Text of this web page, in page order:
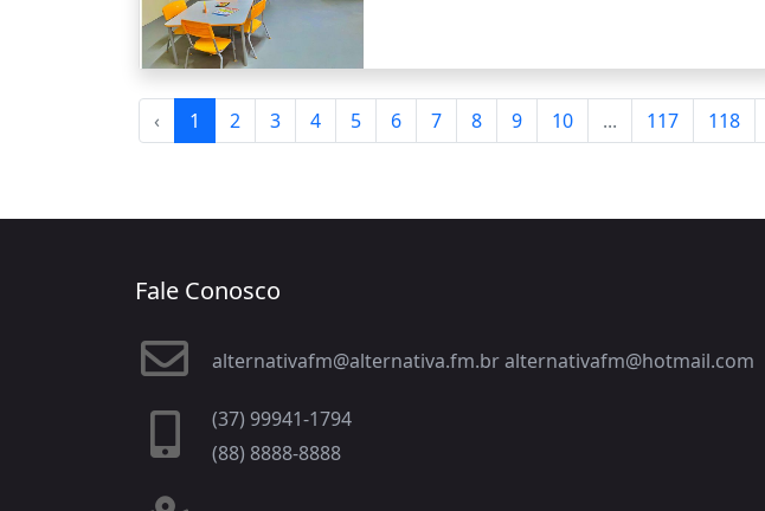
‹ 1 2 3 4 5 6 7 8 9 10 ... 117 118
Fale Conosco
alternativafm@alternativa.fm.br alternativafm@hotmail.com
(37) 99941-1794
(88) 8888-8888